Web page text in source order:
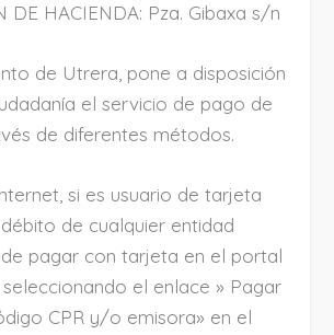
DE HACIENDA: Pza. Gibaxa s/n
de Utrera, pone a disposición
el servicio de pago de
de diferentes métodos.
si es usuario de tarjeta
de cualquier entidad
pagar con tarjeta en el portal
seleccionando el enlace » Pagar
CPR y/o emisora» en el